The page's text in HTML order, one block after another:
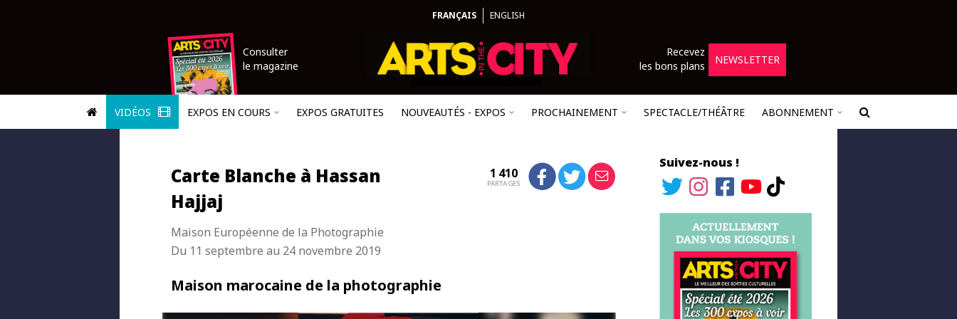
FRANÇAIS ENGLISH
Consulter
le magazine
Recevez
les bons plans
NEWSLETTER
VIDÉOS EXPOS EN COURS EXPOS GRATUITES NOUVEAUTÉS - EXPOS PROCHAINEMENT SPECTACLE/THÉÂTRE ABONNEMENT
Carte Blanche à Hassan
Hajjaj
Maison Européenne de la Photographie
Du 11 septembre au 24 novembre 2019
1 410
PARTAGES
Maison marocaine de la photographie
Suivez-nous !